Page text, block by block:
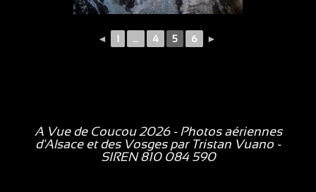
◄ 1 ... 4 5 6 ►
A Vue de Coucou 2026 - Photos aériennes
d'Alsace et des Vosges par Tristan Vuano -
SIREN 810 084 590